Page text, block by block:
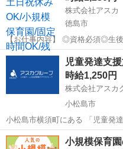
株式会社アスカ
徳島市
【お仕事内容】 ◎資格必須◎生
保育士の資格を活かして 働いてみませんか
い、 職員さんを募集しています！ ■お仕事内容 ‾‾‾‾‾‾‾ 園児の見守
食...
徳島 徳島市 保育士
児童発達支
時給1,250円
株式会社アスカ
小松島市
小松島市横須町にある 「児童発
さんの求人です！ ことばや運動等発達が気になる 就学前(1歳～5歳)の
お子様を対象とし あそびや生活
徳島 小松島市 保育士
小規模保育